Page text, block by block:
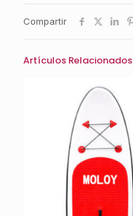
Compartir
Artículos Relacionados